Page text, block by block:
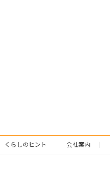
くらしのヒント 会社案内